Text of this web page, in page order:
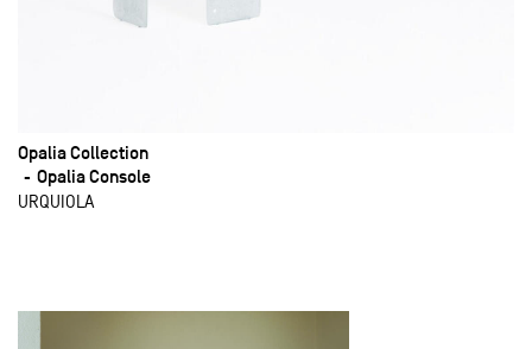
Opalia Collection
Opalia Console
URQUIOLA